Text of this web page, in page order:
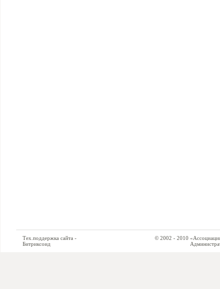
Тех.поддержка сайта -
Битриксоид
© 2002 - 2010 «Ассоциация